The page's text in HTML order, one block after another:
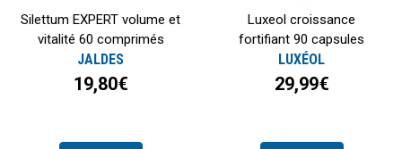
Silettum EXPERT volume et
vitalité 60 comprimés
JALDES
19,80€
Luxeol croissance
fortifiant 90 capsules
LUXÉOL
29,99€